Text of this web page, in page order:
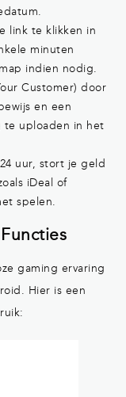
link te klikken in
minuten
indien nodig.
Customer) door
en een
te uploaden in het
uur, stort je geld
iDeal of
spelen.
gaming ervaring
Hier is een